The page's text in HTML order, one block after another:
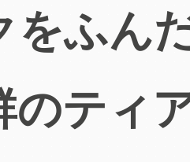
ふん
ティ